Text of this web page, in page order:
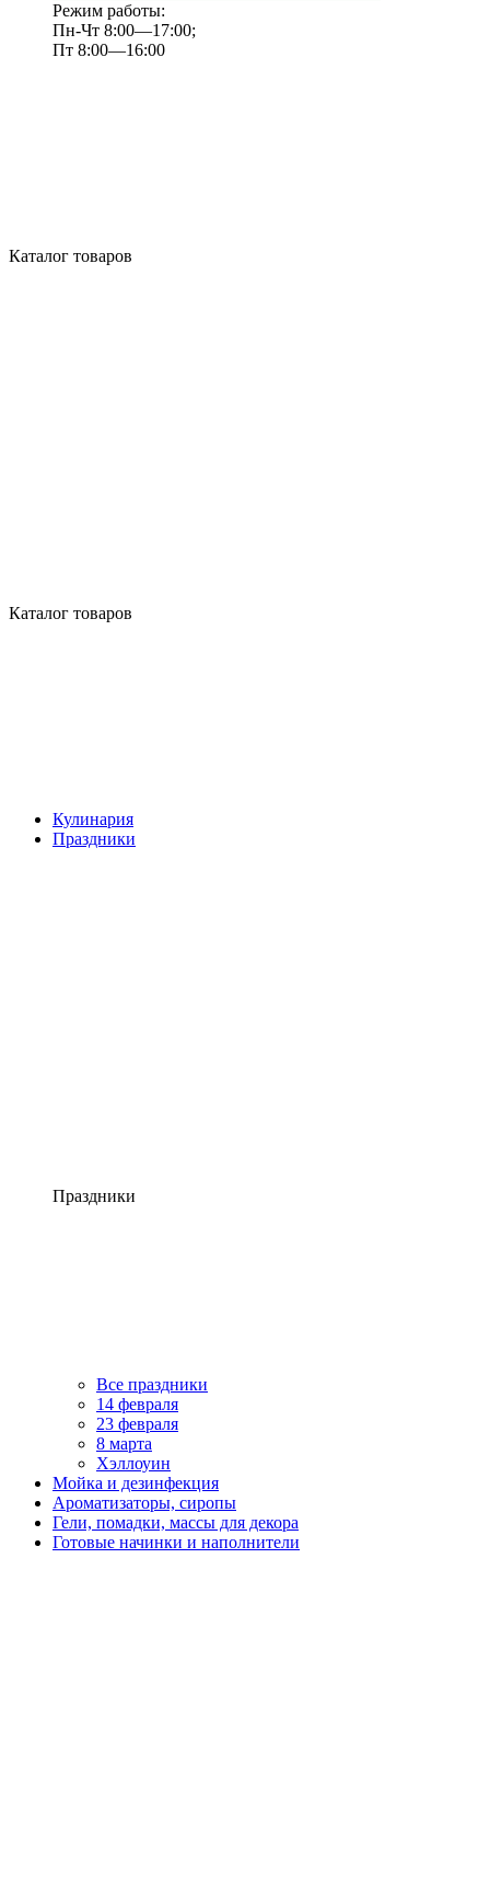
Режим работы:
Пн-Чт 8:00—17:00;
Пт 8:00—16:00
Каталог товаров
Каталог товаров
Кулинария
Праздники
Праздники
Все праздники
14 февраля
23 февраля
8 марта
Хэллоуин
Мойка и дезинфекция
Ароматизаторы, сиропы
Гели, помадки, массы для декора
Готовые начинки и наполнители